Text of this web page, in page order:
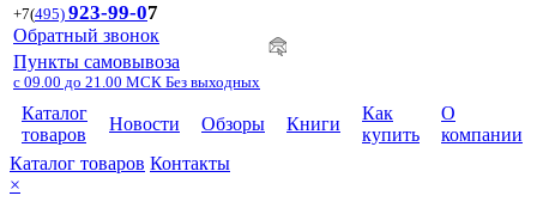
+7(495) 923-99-07
Обратный звонок
Пункты самовывоза
с 09.00 до 21.00 МСК Без выходных
Каталог
товаров
Новости Обзоры Книги
Как
купить
О
компании
Каталог товаров Контакты
×